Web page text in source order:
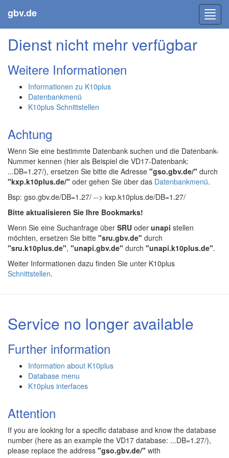
gbv.de
Dienst nicht mehr verfügbar
Weitere Informationen
Informationen zu K10plus
Datenbankmenü
K10plus Schnittstellen
Achtung
Wenn Sie eine bestimmte Datenbank suchen und die Datenbank-
Nummer kennen (hier als Beispiel die VD17-Datenbank:
...DB=1.27/), ersetzen Sie bitte die Adresse "gso.gbv.de/" durch
"kxp.k10plus.de/" oder gehen Sie über das Datenbankmenü.
Bsp: gso.gbv.de/DB=1.27/ --> kxp.k10plus.de/DB=1.27/
Bitte aktualisieren Sie Ihre Bookmarks!
Wenn Sie eine Suchanfrage über SRU oder unapi stellen
möchten, ersetzen Sie bitte "sru.gbv.de" durch
"sru.k10plus.de", "unapi.gbv.de" durch "unapi.k10plus.de".
Weiter Informationen dazu finden Sie unter K10plus
Schnittstellen.
Service no longer available
Further information
Information about K10plus
Database menu
K10plus interfaces
Attention
If you are looking for a specific database and know the database
number (here as an example the VD17 database: ...DB=1.27/),
please replace the address "gso.gbv.de/" with